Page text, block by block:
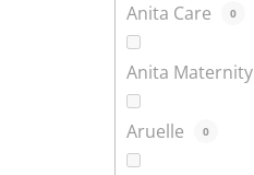
Anita Care 0
Anita Maternity
Aruelle 0